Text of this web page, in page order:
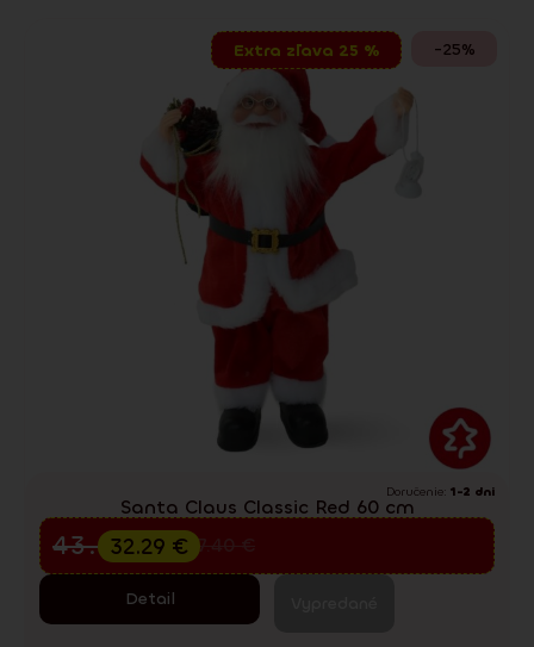
-25%
Extra zľava 25 %
Doručenie: 1-2 dni
Santa Claus Classic Red 60 cm
Predvianočný výpredaj
57.40
43.05€
32.29 €
Detail